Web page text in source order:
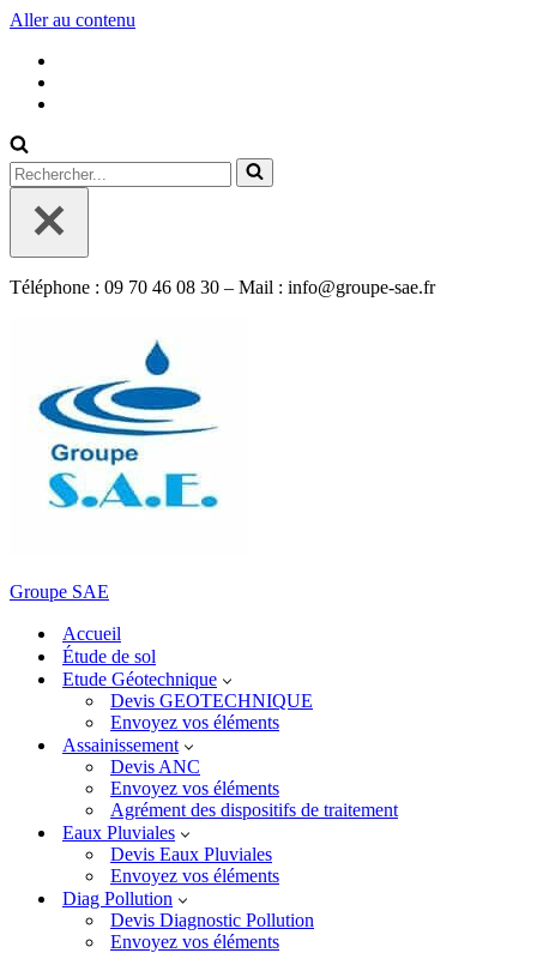
Aller au contenu
Rechercher...
Téléphone : 09 70 46 08 30 – Mail : info@groupe-sae.fr
Groupe SAE
Accueil
Étude de sol
Etude Géotechnique
Devis GEOTECHNIQUE
Envoyez vos éléments
Assainissement
Devis ANC
Envoyez vos éléments
Agrément des dispositifs de traitement
Eaux Pluviales
Devis Eaux Pluviales
Envoyez vos éléments
Diag Pollution
Devis Diagnostic Pollution
Envoyez vos éléments